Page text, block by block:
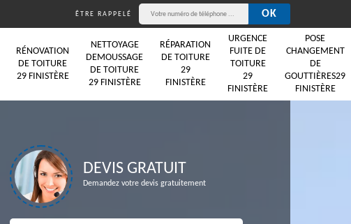
ÊTRE RAPPELÉ
RÉNOVATION
DE TOITURE
29 FINISTÈRE
NETTOYAGE
DEMOUSSAGE
DE TOITURE
29 FINISTÈRE
RÉPARATION
DE TOITURE
29
FINISTÈRE
URGENCE
FUITE DE
TOITURE
29
FINISTÈRE
POSE
CHANGEMENT
DE
GOUTTIÈRES29
FINISTÈRE
DEVIS GRATUIT
Demandez votre devis gratuitement